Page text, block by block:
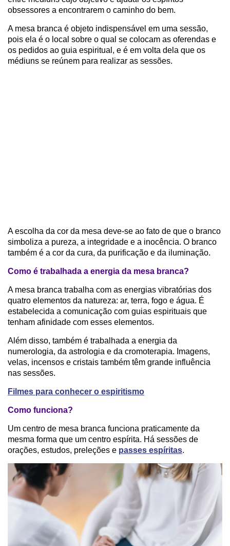
obsessores a encontrarem o caminho do bem.
A mesa branca é objeto indispensável em uma sessão,
pois ela é o local sobre o qual se colocam as oferendas e
os pedidos ao guia espiritual, e é em volta dela que os
médiuns se reúnem para realizar as sessões.
A escolha da cor da mesa deve-se ao fato de que o branco
simboliza a pureza, a integridade e a inocência. O branco
também é a cor da cura, da purificação e da iluminação.
Como é trabalhada a energia da mesa branca?
A mesa branca trabalha com as energias vibratórias dos
quatro elementos da natureza: ar, terra, fogo e água. É
estabelecida a comunicação com guias espirituais que
tenham afinidade com esses elementos.
Além disso, também é trabalhada a energia da
numerologia, da astrologia e da cromoterapia. Imagens,
velas, incensos e cristais também têm grande influência
nas sessões.
Filmes para conhecer o espiritismo
Como funciona?
Um centro de mesa branca funciona praticamente da
mesma forma que um centro espírita. Há sessões de
orações, estudos, preleções e passes espíritas.